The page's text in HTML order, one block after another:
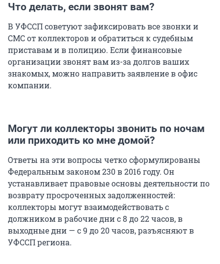
Что делать, если звонят вам?
В УФССП советуют зафиксировать все звонки и
СМС от коллекторов и обратиться к судебным
приставам и в полицию. Если финансовые
организации звонят вам из-за долгов ваших
знакомых, можно направить заявление в офис
компании.
Могут ли коллекторы звонить по ночам
или приходить ко мне домой?
Ответы на эти вопросы четко сформулированы
Федеральным законом 230 в 2016 году. Он
устанавливает правовые основы деятельности по
возврату просроченных задолженностей:
коллекторы могут взаимодействовать с
должником в рабочие дни с 8 до 22 часов, в
выходные дни — с 9 до 20 часов, разъясняют в
УФССП региона.